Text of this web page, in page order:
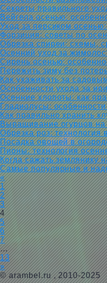
Секреты правильного
Вейгела осенью:
Уход за персиком
Форзиция: советы по
Обрезка спиреи: схемы,
Осенний уход за
Сирень осенью:
Пережить зиму без
Как ухаживать за
Особенности ухода за
Осенние хлопоты: как
Гладиолусы:
Как правильно хранить
Выращивание огурцов на
Обрезка роз: технология
Посадка овощей в
Пионы: технология
Когда сажать землянику
Самые популярные и
«
1
2
3
4
5
6
7
…
13
»
© arambel.ru, 2010-2025